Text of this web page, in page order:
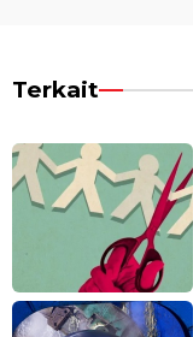
Terkait